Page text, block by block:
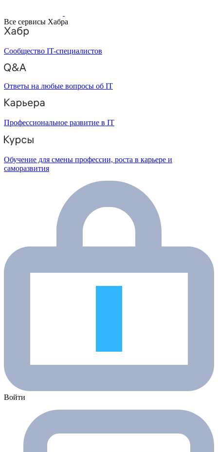
Все сервисы Хабра
Сообщество IT-специалистов
Ответы на любые вопросы об IT
Профессиональное развитие в IT
Обучение для смены профессии, роста в карьере и
саморазвития
Войти